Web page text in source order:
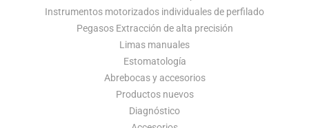
Instrumentos motorizados individuales de perfilado
Pegasos Extracción de alta precisión
Limas manuales
Estomatología
Abrebocas y accesorios
Productos nuevos
Diagnóstico